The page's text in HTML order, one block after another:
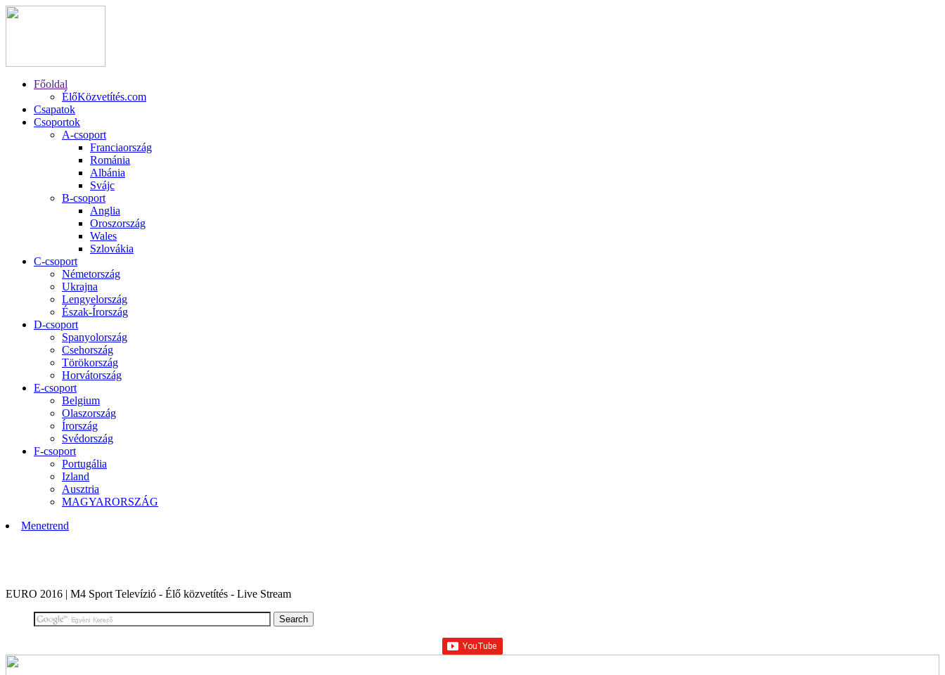
Főoldal
ÉlőKözvetítés.com
Csapatok
Csoportok
A-csoport
Franciaország
Románia
Albánia
Svájc
B-csoport
Anglia
Oroszország
Wales
Szlovákia
C-csoport
Németország
Ukrajna
Lengyelország
Észak-Írország
D-csoport
Spanyolország
Csehország
Törökország
Horvátország
E-csoport
Belgium
Olaszország
Írország
Svédország
F-csoport
Portugália
Izland
Ausztria
MAGYARORSZÁG
Menetrend
EURO 2016 | M4 Sport Televízió - Élő közvetítés - Live Stream